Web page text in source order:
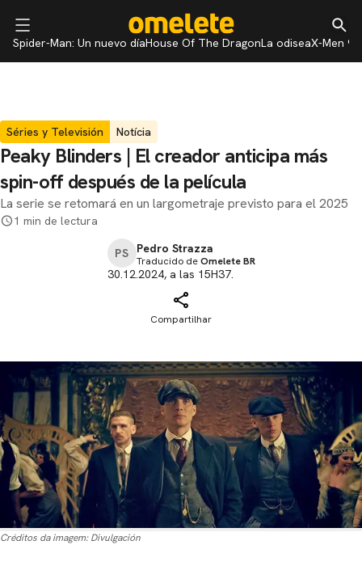
Spider-Man: Un nuevo díaHouse Of The DragonLa odiseaX-Men 97
Séries y Televisión Notícia
Peaky Blinders | El creador anticipa más
spin-off después de la película
La serie se retomará en un largometraje previsto para el 2025
1 min de lectura
PS Pedro Strazza
Traducido deOmelete BR
30.12.2024, a las 15H37.
Compartilhar
Créditos da imagem: Divulgación